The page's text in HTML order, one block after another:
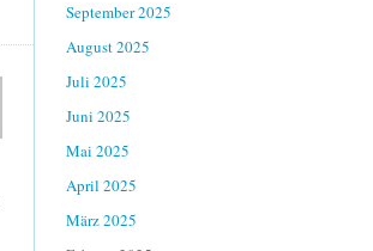
September 2025
August 2025
Juli 2025
Juni 2025
Mai 2025
April 2025
März 2025